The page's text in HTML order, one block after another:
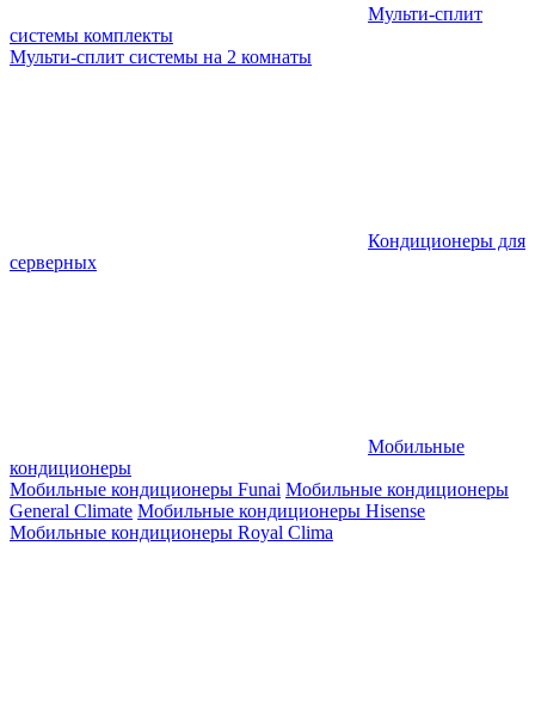
Мульти-сплит
системы комплекты
Мульти-сплит системы на 2 комнаты
Кондиционеры для
серверных
Мобильные
кондиционеры
Мобильные кондиционеры Funai Мобильные кондиционеры
General Climate Мобильные кондиционеры Hisense
Мобильные кондиционеры Royal Clima